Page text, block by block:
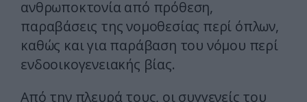
ανθρωποκτονία από πρόθεση,
παραβάσεις της νομοθεσίας περί όπλων,
καθώς και για παράβαση του νόμου περί
ενδοοικογενειακής βίας.
Από την πλευρά τους, οι συγγενείς του